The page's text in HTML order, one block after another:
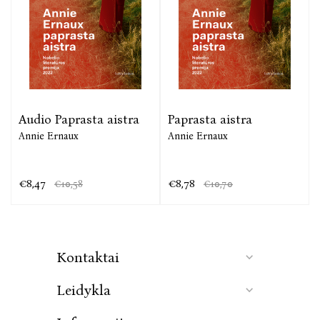
Annie Ernaux kūrinys „Metai“ daugelio laikomas jos
opus magnum. Jame iš asmeninės perspektyvos
kalbama apie 1941–2006 metų Prancūzijos istoriją ir
istoriją apskritai. Per kasdienybės fragmentus –
praeities ir dabarties įspūdžius, atsiminimus,
– autorė dėlioja literatūrines praeities vinjetes ir taip
fiksuoja bėgantį laiką. Kalbėdama ne iš „aš“, bet iš
Audio Paprasta aistra
Annie Ernaux
€8,47 €10,58
Paprasta aistra
Annie Ernaux
€8,78 €10,70
Kontaktai
Leidykla